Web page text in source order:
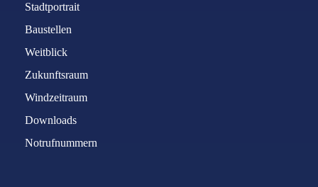
Stadtportrait
Baustellen
Weitblick
Zukunftsraum
Windzeitraum
Downloads
Notrufnummern